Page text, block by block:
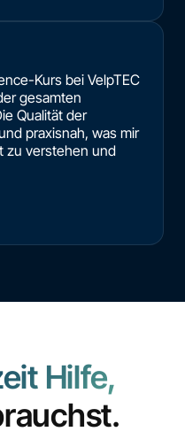
Kurs bei VelpTEC
gesamten
Qualität der
praxisnah, was mir
zu verstehen und
Hilfe,